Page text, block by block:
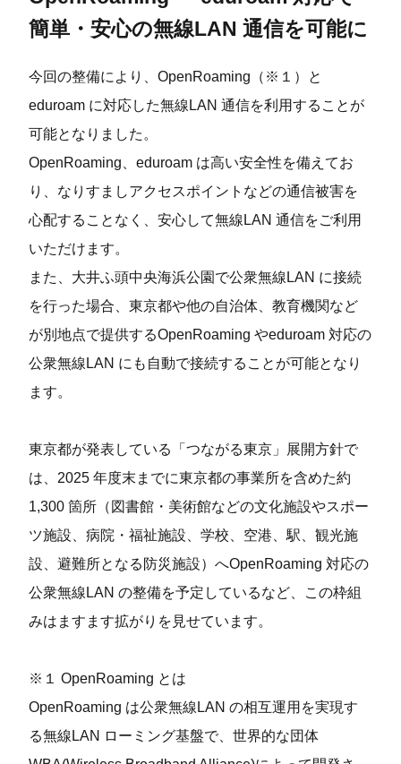
簡単・安心の無線LAN 通信を可能に
今回の整備により、OpenRoaming（※１）と
eduroam に対応した無線LAN 通信を利⽤することが
可能となりました。
OpenRoaming、eduroam は⾼い安全性を備えてお
り、なりすましアクセスポイントなどの通信被害を
⼼配することなく、安⼼して無線LAN 通信をご利⽤
いただけます。
また、⼤井ふ頭中央海浜公園で公衆無線LAN に接続
を⾏った場合、東京都や他の⾃治体、教育機関など
が別地点で提供するOpenRoaming やeduroam 対応の
公衆無線LAN にも⾃動で接続することが可能となり
ます。
東京都が発表している「つながる東京」展開⽅針で
は、2025 年度末までに東京都の事業所を含めた約
1,300 箇所（図書館・美術館などの⽂化施設やスポー
ツ施設、病院・福祉施設、学校、空港、駅、観光施
設、避難所となる防災施設）へOpenRoaming 対応の
公衆無線LAN の整備を予定しているなど、この枠組
みはますます拡がりを⾒せています。
※１ OpenRoaming とは
OpenRoaming は公衆無線LAN の相互運⽤を実現す
る無線LAN ローミング基盤で、世界的な団体